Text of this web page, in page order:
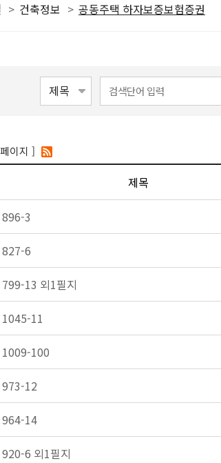
건축정보 공동주택 하자보증보험증권
이지 ]
제목
3
827-6
13 외1필지
11
1009-100
973-12
964-14
6 외1필지